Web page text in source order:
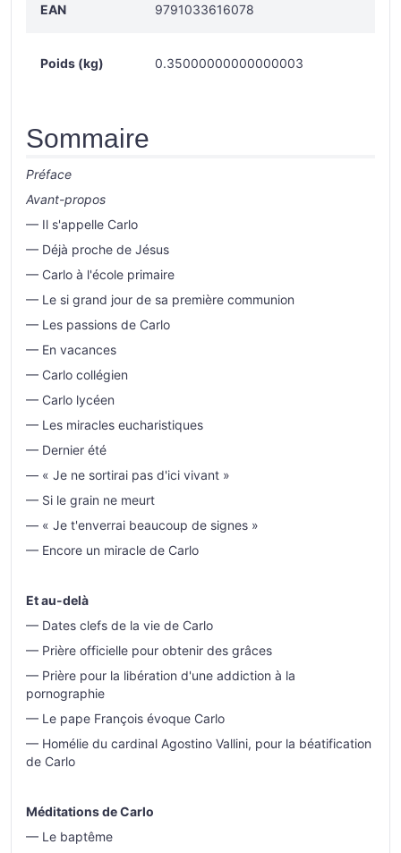
EAN 9791033616078
Poids (kg) 0.35000000000000003
Sommaire
Préface
Avant-propos
— Il s'appelle Carlo
— Déjà proche de Jésus
— Carlo à l'école primaire
— Le si grand jour de sa première communion
— Les passions de Carlo
— En vacances
— Carlo collégien
— Carlo lycéen
— Les miracles eucharistiques
— Dernier été
— « Je ne sortirai pas d'ici vivant »
— Si le grain ne meurt
— « Je t'enverrai beaucoup de signes »
— Encore un miracle de Carlo
Et au-delà
— Dates clefs de la vie de Carlo
— Prière officielle pour obtenir des grâces
— Prière pour la libération d'une addiction à la
pornographie
— Le pape François évoque Carlo
— Homélie du cardinal Agostino Vallini, pour la béatification
de Carlo
Méditations de Carlo
— Le baptême